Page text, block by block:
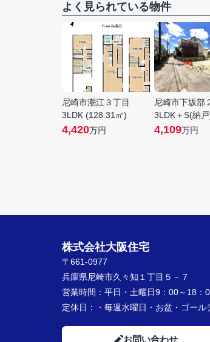
よく見られている物件
尼崎市潮江３丁目
3LDK (128.31㎡)
4,420万円
尼崎市下坂部
3LDK＋S(納
4,109万円
株式会社大阪住宅
〒661-0977
兵庫県尼崎市久々知１丁目５－７
営業時間： 平日・土曜日9：00～18
定休日：
・毎週水曜日・お盆・ゴー
お問い合わせ